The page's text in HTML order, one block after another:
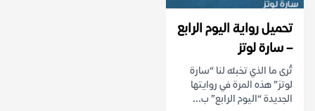
تحميل رواية اليوم الرابع
– سارة لوتز
تُرى ما الذي تخبئه لنا “سارة
لوتز” هذه المرة في روايتها
الجديدة “اليوم الرابع” ب...